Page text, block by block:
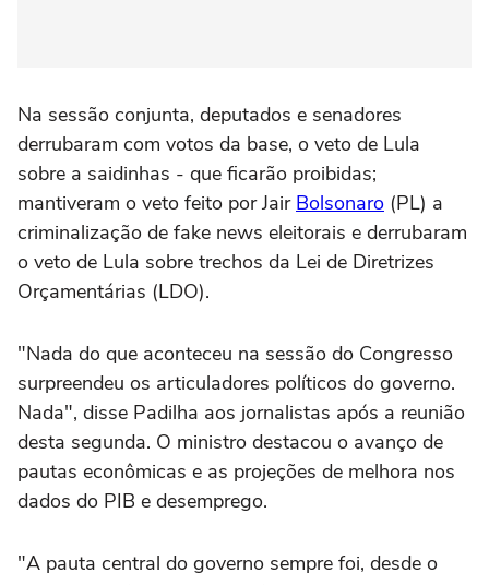
Na sessão conjunta, deputados e senadores
derrubaram com votos da base, o veto de Lula
sobre a saidinhas - que ficarão proibidas;
mantiveram o veto feito por Jair Bolsonaro (PL) a
criminalização de fake news eleitorais e derrubaram
o veto de Lula sobre trechos da Lei de Diretrizes
Orçamentárias (LDO).
"Nada do que aconteceu na sessão do Congresso
surpreendeu os articuladores políticos do governo.
Nada", disse Padilha aos jornalistas após a reunião
desta segunda. O ministro destacou o avanço de
pautas econômicas e as projeções de melhora nos
dados do PIB e desemprego.
"A pauta central do governo sempre foi, desde o